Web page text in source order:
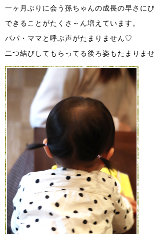
一ヶ月ぶりに会う孫ちゃんの成長の早さに
できることがたくさ～ん増えています。
パパ・ママと呼ぶ声がたまりません♡
二つ結びしてもらってる後ろ姿もたまりま